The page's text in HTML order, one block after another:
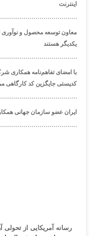
اینترنت
معاون توسعه محصول و
یکدیگر هستند
با امضای تفاهم‌نامه همکاری
کدپستی جایگزین کد کارگاهی
ایران عضو سازمان جهانی
رسانه آمریکایی از تحولی